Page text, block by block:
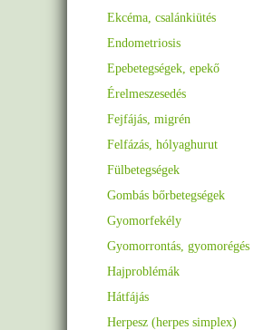
Ekcéma, csalánkiütés
Endometriosis
Epebetegségek, epekő
Érelmeszesedés
Fejfájás, migrén
Felfázás, hólyaghurut
Fülbetegségek
Gombás bőrbetegségek
Gyomorfekély
Gyomorrontás, gyomorégés
Hajproblémák
Hátfájás
Herpesz (herpes simplex)